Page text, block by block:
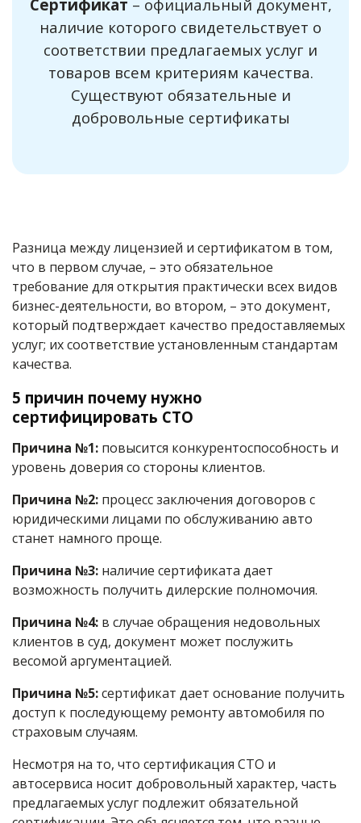
Сертификат – официальный документ,
наличие которого свидетельствует о
соответствии предлагаемых услуг и
товаров всем критериям качества.
Существуют обязательные и
добровольные сертификаты
Разница между лицензией и сертификатом в том,
что в первом случае, – это обязательное
требование для открытия практически всех видов
бизнес-деятельности, во втором, – это документ,
который подтверждает качество предоставляемых
услуг; их соответствие установленным стандартам
качества.
5 причин почему нужно
сертифицировать СТО
Причина №1: повысится конкурентоспособность и
уровень доверия со стороны клиентов.
Причина №2: процесс заключения договоров с
юридическими лицами по обслуживанию авто
станет намного проще.
Причина №3: наличие сертификата дает
возможность получить дилерские полномочия.
Причина №4: в случае обращения недовольных
клиентов в суд, документ может послужить
весомой аргументацией.
Причина №5:сертификат дает основание получить
доступ к последующему ремонту автомобиля по
страховым случаям.
Несмотря на то, что сертификация СТО и
автосервиса носит добровольный характер, часть
предлагаемых услуг подлежит обязательной